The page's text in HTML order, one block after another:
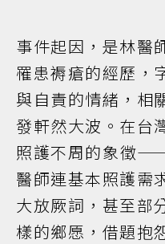
事件起因，是林醫
罹患褥瘡的經歷，
與自責的情緒，相
發軒然大波。在台
照護不周的象徵
醫師連基本照護需
大放厥詞，甚至部
樣的鄉愿，借題抱